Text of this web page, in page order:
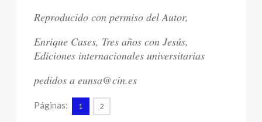
Reproducido con permiso del Autor,
Enrique Cases, Tres años con Jesús,
Ediciones internacionales universitarias
pedidos a eunsa@cin.es
Páginas: 1 2